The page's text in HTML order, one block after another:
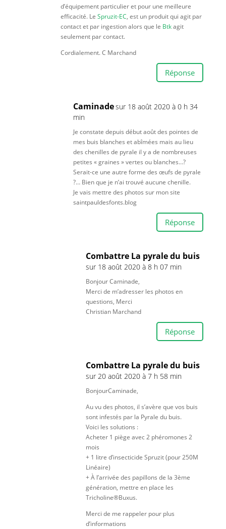
d’équipement particulier et pour une meilleure
efficacité. Le Spruzit-EC, est un produit qui agit par
contact et par ingestion alors que le Btkagit
seulement par contact.
Cordialement. C Marchand
Réponse
Caminadesur 18 août 2020 à 0 h 34
min
Je constate depuis début août des pointes de
mes buis blanches et abîmées mais au lieu
des chenilles de pyrale il y a de nombreuses
petites « graines » vertes ou blanches…?
Serait-ce une autre forme des œufs de pyrale
?… Bien que je n’ai trouvé aucune chenille.
Je vais mettre des photos sur mon site
saintpauldesfonts.blog
Réponse
Combattre La pyrale du buis
sur 18 août 2020 à 8 h 07 min
Bonjour Caminade,
Merci de m’adresser les photos en
questions, Merci
Christian Marchand
Réponse
Combattre La pyrale du buis
sur 20 août 2020 à 7 h 58 min
BonjourCaminade,
Au vu des photos, il s’avère que vos buis
sont infestés par la Pyrale du buis.
Voici les solutions :
Acheter 1 piège avec 2 phéromones 2
mois
+ 1 litre d’insecticide Spruzit (pour 250M
Linéaire)
+ À l’arrivée des papillons de la 3ème
génération, mettre en place les
Tricholine®Buxus.
Merci de me rappeler pour plus
d’informations